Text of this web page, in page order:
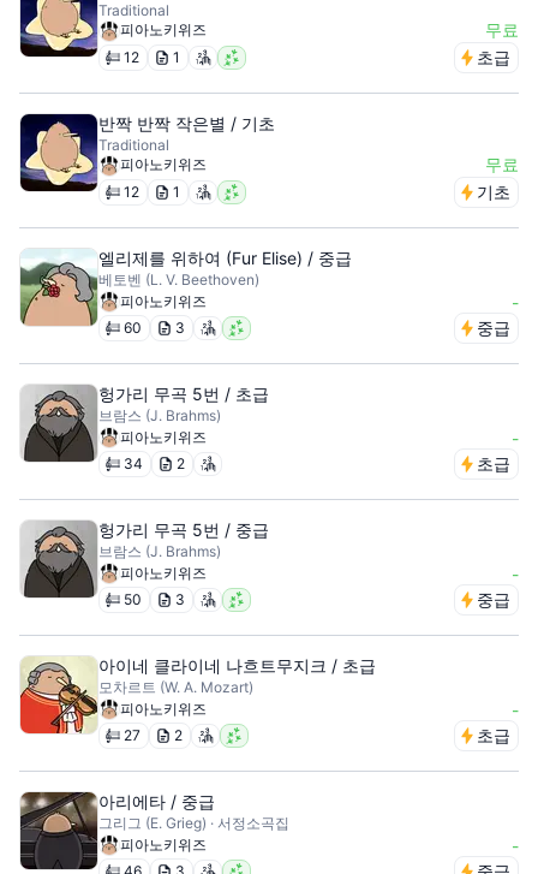
Traditional
피아노키위즈
무료
12 1 초급
반짝 반짝 작은별 / 기초
Traditional
피아노키위즈
무료
12 1 기초
엘리제를 위하여 (Fur Elise) / 중급
베토벤 (L. V. Beethoven)
피아노키위즈
-
60 3 중급
헝가리 무곡 5번 / 초급
브람스 (J. Brahms)
피아노키위즈
-
34 2 초급
헝가리 무곡 5번 / 중급
브람스 (J. Brahms)
피아노키위즈
-
50 3 중급
아이네 클라이네 나흐트무지크 / 초급
모차르트 (W. A. Mozart)
피아노키위즈
-
27 2 초급
아리에타 / 중급
그리그 (E. Grieg) · 서정소곡집
피아노키위즈
-